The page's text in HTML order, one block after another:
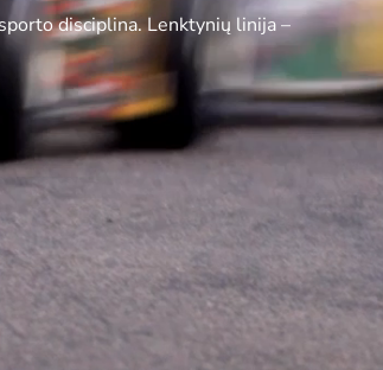
disciplina. Lenktynių linija –